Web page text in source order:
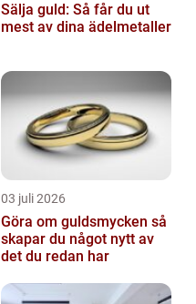
Sälja guld: Så får du ut
mest av dina ädelmetaller
03 juli 2026
Göra om guldsmycken så
skapar du något nytt av
det du redan har